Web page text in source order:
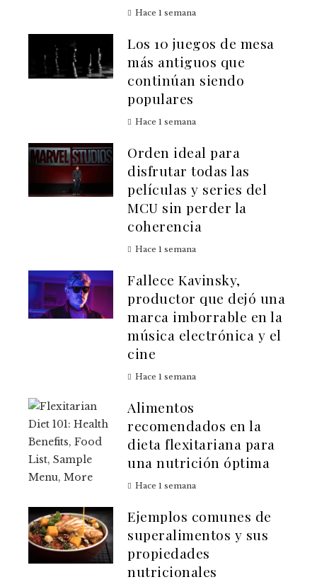
Hace 1 semana
Los 10 juegos de mesa
más antiguos que
continúan siendo
populares
Hace 1 semana
Orden ideal para
disfrutar todas las
películas y series del
MCU sin perder la
coherencia
Hace 1 semana
Fallece Kavinsky,
productor que dejó una
marca imborrable en la
música electrónica y el
cine
Hace 1 semana
Alimentos
recomendados en la
dieta flexitariana para
una nutrición óptima
Hace 1 semana
Ejemplos comunes de
superalimentos y sus
propiedades
nutricionales